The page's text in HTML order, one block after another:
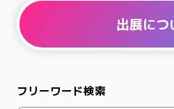
出展につ
フリーワード検索